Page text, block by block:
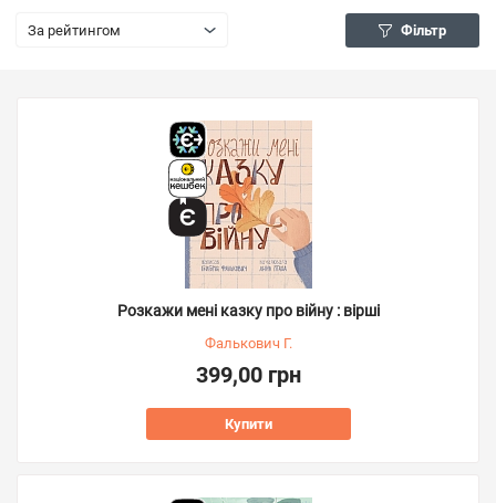
За рейтингом Фільтр
Розкажи мені казку про війну : вірші
Фалькович Г.
399,00 грн
Купити